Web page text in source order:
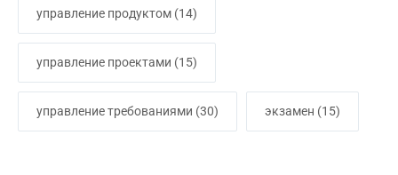
управление продуктом (14)
управление проектами (15)
управление требованиями (30) экзамен (15)